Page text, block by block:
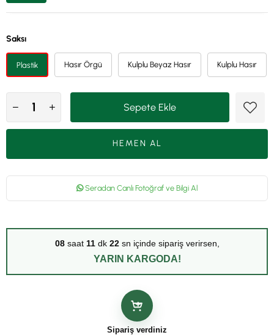
Saksı
Plastik Hasır Örgü Kulplu Beyaz Hasır Kulplu Hasır
Seradan Canlı Fotoğraf ve Bilgi Al
08saat 11dk 21sn içinde sipariş verirsen,
YARIN KARGODA!
Sipariş verdiniz